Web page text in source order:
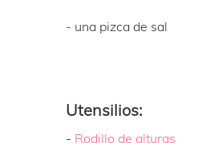
- una pizca de sal
Utensilios:
- Rodillo de alturas